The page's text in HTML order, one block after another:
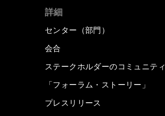
詳細
センター（部門）
会合
ステークホルダーのコミュニティ
「フォーラム・ストーリー」
プレスリリース